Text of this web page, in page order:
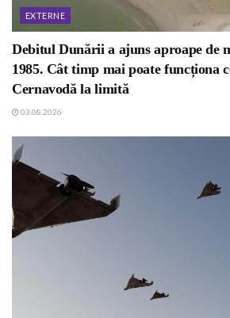
EXTERNE
Debitul Dunării a ajuns aproape de
1985. Cât timp mai poate funcționa
Cernavodă la limită
03.08.2026